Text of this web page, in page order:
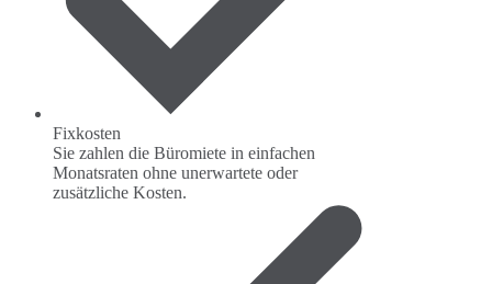
Fixkosten
Sie zahlen die Büromiete in einfachen
Monatsraten ohne unerwartete oder
zusätzliche Kosten.